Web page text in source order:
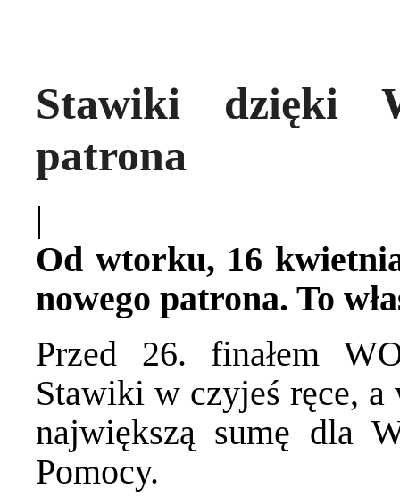
Stawiki dzięki
patrona
|
Od wtorku, 16
nowego patrona. To
Przed 26. finałem
Stawiki w czyjeś ręce,
największą sumę dla
Pomocy.